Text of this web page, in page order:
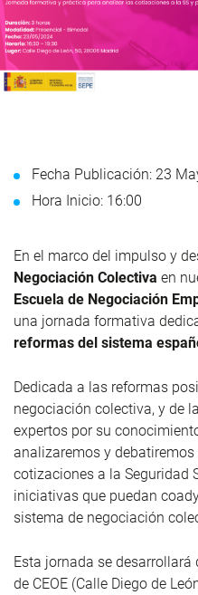
Fecha Publicación: 23
Hora Inicio: 16:00
En el marco del impulso y
Negociación Colectiva en
Escuela de Negociación
una jornada formativa
reformas del sistema
Dedicada a las reformas
negociación colectiva, y de
expertos por su
analizaremos y
cotizaciones a la Seguridad
iniciativas que puedan
sistema de negociación
Esta jornada se desarrollará
de CEOE (Calle Diego de